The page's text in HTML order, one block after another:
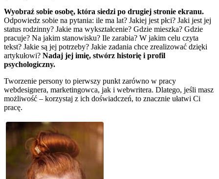
Wyobraź sobie osobę, która siedzi po drugiej stronie ekranu.
Odpowiedz sobie na pytania: ile ma lat? Jakiej jest płci? Jaki jest jej
status rodzinny? Jakie ma wykształcenie? Gdzie mieszka? Gdzie
pracuje? Na jakim stanowisku? Ile zarabia? W jakim celu czyta
tekst? Jakie są jej potrzeby? Jakie zadania chce zrealizować dzięki
artykułowi? Nadaj jej imię, stwórz historię i profil
psychologiczny.
Tworzenie persony to pierwszy punkt zarówno w pracy
webdesignera, marketingowca, jak i webwritera. Dlatego, jeśli masz
możliwość – korzystaj z ich doświadczeń, to znacznie ułatwi Ci
pracę.